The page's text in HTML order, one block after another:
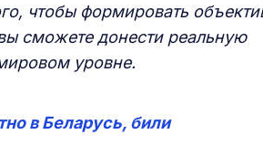
чтобы формировать
сможете донести реальную
уровне.
в Беларусь, били